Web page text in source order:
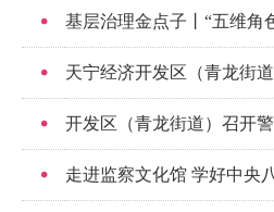
基层治理金点子丨“五维角
天宁经济开发区（青龙街
开发区（青龙街道）召开
走进监察文化馆 学好中央